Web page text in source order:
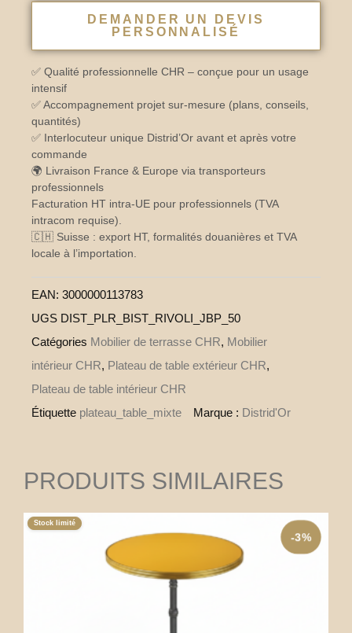
DEMANDER UN DEVIS
PERSONNALISÉ
✅ Qualité professionnelle CHR – conçue pour un usage
intensif
✅ Accompagnement projet sur-mesure (plans, conseils,
quantités)
✅ Interlocuteur unique Distrid’Or avant et après votre
commande
🌍 Livraison France & Europe via transporteurs
professionnels
Facturation HT intra-UE pour professionnels (TVA
intracom requise).
🇨🇭 Suisse : export HT, formalités douanières et TVA
locale à l’importation.
EAN: 3000000113783
UGS DIST_PLR_BIST_RIVOLI_JBP_50
Catégories Mobilier de terrasse CHR, Mobilier
intérieur CHR, Plateau de table extérieur CHR,
Plateau de table intérieur CHR
Étiquette plateau_table_mixte Marque : Distrid'Or
PRODUITS SIMILAIRES
-3%
Stock limité